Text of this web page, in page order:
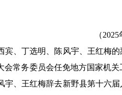
（2025年
丁选明、陈风宇、王红梅的
会常务委员会任免地方国家机
宇、王红梅辞去新野县第十六